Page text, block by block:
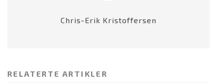
Chris-Erik Kristoffersen
RELATERTE ARTIKLER